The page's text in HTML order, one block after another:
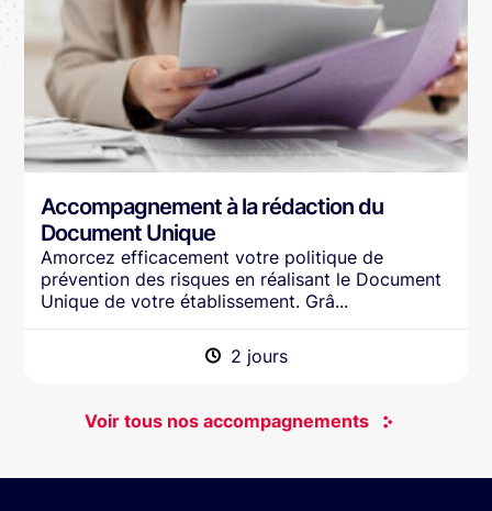
Accompagnement à la rédaction du
Document Unique
Amorcez efficacement votre politique de
prévention des risques en réalisant le Document
Unique de votre établissement. Grâ...
2 jours
Voir tous nos accompagnements